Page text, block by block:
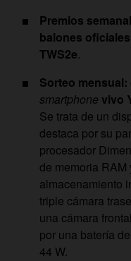
Premios
balones
TWS2e.
Sorteo mensual:
smartphone vivo
Se trata de un
destaca por su
procesador
de memoria RAM
almacenamiento
triple cámara
una cámara
por una batería
44 W.